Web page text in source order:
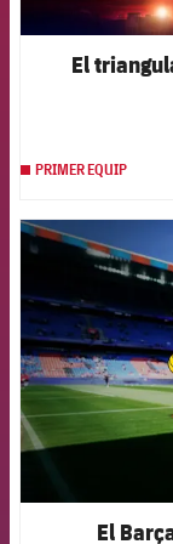
El
PRIMER EQUIP
El